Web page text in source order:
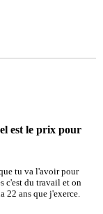
est le prix pour
tu va l'avoir pour
c'est du travail et on
22 ans que j'exerce.